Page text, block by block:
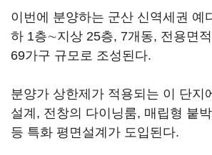
이번에 분양하는 군산 신역세권 예
하 1층∼지상 25층, 7개동, 전용면
69가구 규모로 조성된다.
분양가 상한제가 적용되는 이 단지
설계, 전창의 다이닝룸, 매립형 붙
등 특화 평면설계가 도입된다.